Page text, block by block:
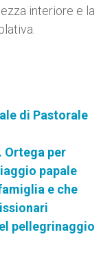
interiore e la
di Pastorale
Ortega per
papale
e che
pellegrinaggio